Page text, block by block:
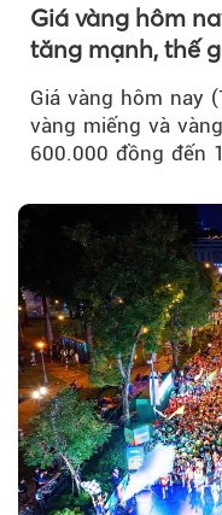
Giá vàng hôm
tăng mạnh, thế
Giá vàng hôm nay
vàng miếng và
600.000 đồng đến
vàng thế giới bứt
một tháng.